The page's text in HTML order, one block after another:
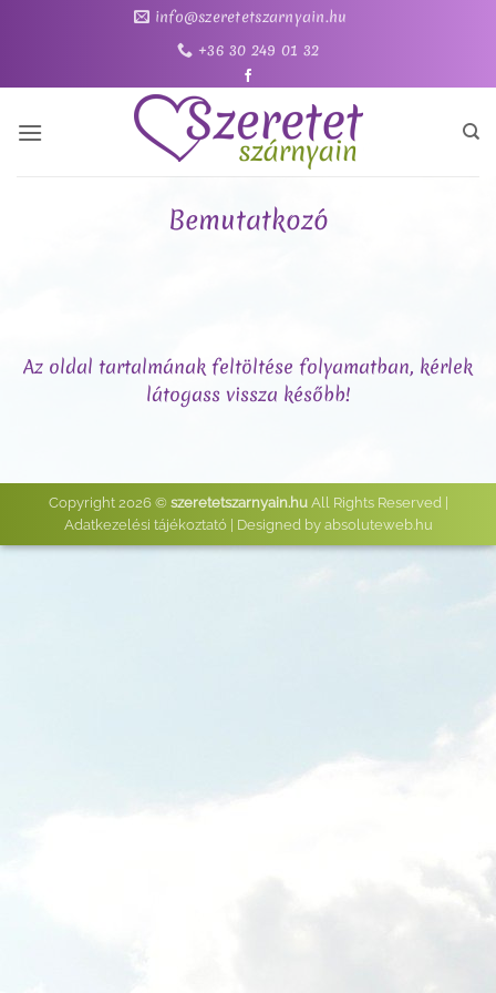
info@szeretetszarnyain.hu
+36 30 249 01 32
Bemutatkozó
Az oldal tartalmának feltöltése folyamatban, kérlek
látogass vissza később!
Copyright 2026 © szeretetszarnyain.huAll Rights Reserved |
Adatkezelési tájékoztató| Designed by absoluteweb.hu